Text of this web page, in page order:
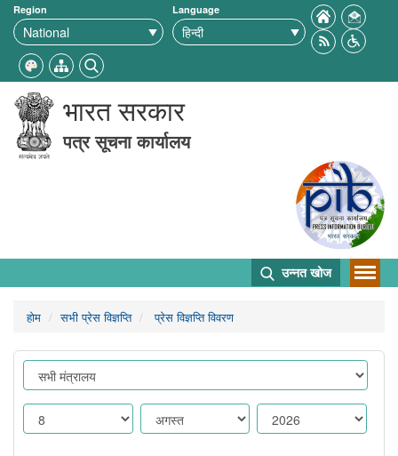
Region Language
भारत सरकार
पत्र सूचना कार्यालय
उन्नत खोज
होम सभी प्रेस विज्ञप्ति प्रेस विज्ञप्ति विवरण